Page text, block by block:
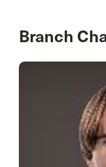
Branch